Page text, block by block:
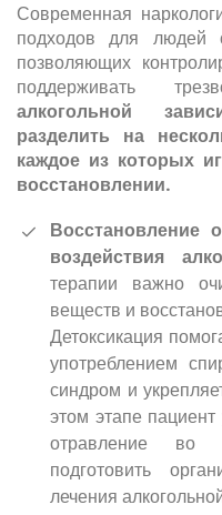
Современная
подходов для людей
позволяющих
поддерживать
алкогольной
разделить на
каждое из которых
восстановлении.
Восстановление
воздействия
терапии важно
веществ и
Детоксикация
употреблением
синдром и
этом этапе пациент
отравление во
подготовить
лечения